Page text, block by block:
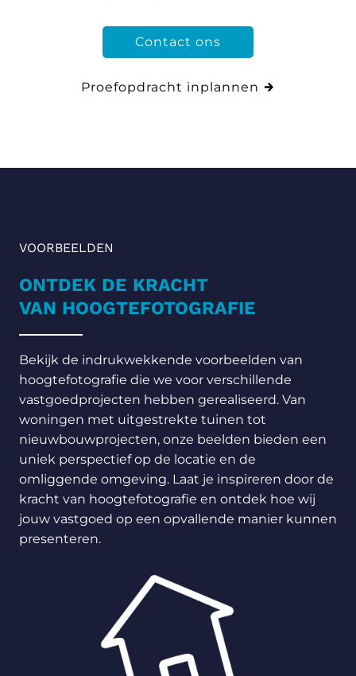
Contact ons
Proefopdracht inplannen
VOORBEELDEN
ONTDEK DE KRACHT
VAN HOOGTEFOTOGRAFIE
Bekijk de indrukwekkende voorbeelden van
hoogtefotografie die we voor verschillende
vastgoedprojecten hebben gerealiseerd. Van
woningen met uitgestrekte tuinen tot
nieuwbouwprojecten, onze beelden bieden een
uniek perspectief op de locatie en de
omliggende omgeving. Laat je inspireren door de
kracht van hoogtefotografie en ontdek hoe wij
jouw vastgoed op een opvallende manier kunnen
presenteren.